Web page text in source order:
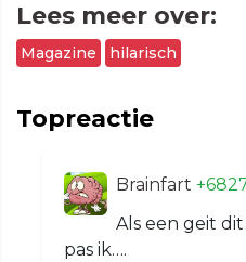
Lees meer over:
Magazine hilarisch
Topreactie
Brainfart
Als een geit
pas ik….